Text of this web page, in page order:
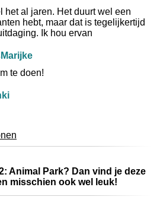
het al jaren. Het duurt wel een
hebt, maar dat is tegelijkertijd
Ik hou ervan
te doen!
Animal Park? Dan vind je deze
misschien ook wel leuk!